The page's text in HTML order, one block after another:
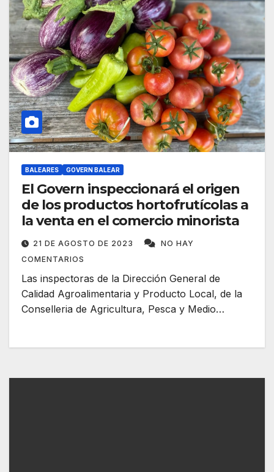
BALEARES GOVERN BALEAR
El Govern inspeccionará el origen
de los productos hortofrutícolas a
la venta en el comercio minorista
21 DE AGOSTO DE 2023
NO HAY
COMENTARIOS
Las inspectoras de la Dirección General de
Calidad Agroalimentaria y Producto Local, de la
Conselleria de Agricultura, Pesca y Medio…